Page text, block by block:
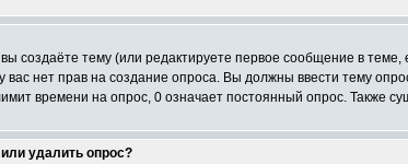
вы создаёте тему (или редактируете первое сообщение в
вас нет прав на создание опроса. Вы должны ввести тему
времени на опрос, 0 означает постоянный опрос. Также
удалить опрос?